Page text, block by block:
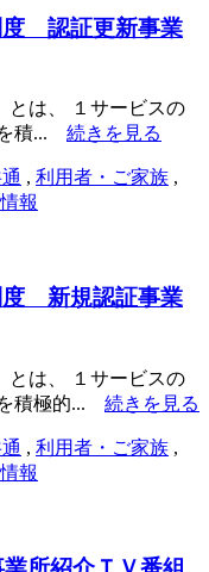
度 認証更新事業
とは、 １サービスの
積... 続きを見る
, 利用者・ご家族 ,
報
度 新規認証事業
とは、 １サービスの
積極的... 続きを見る
, 利用者・ご家族 ,
報